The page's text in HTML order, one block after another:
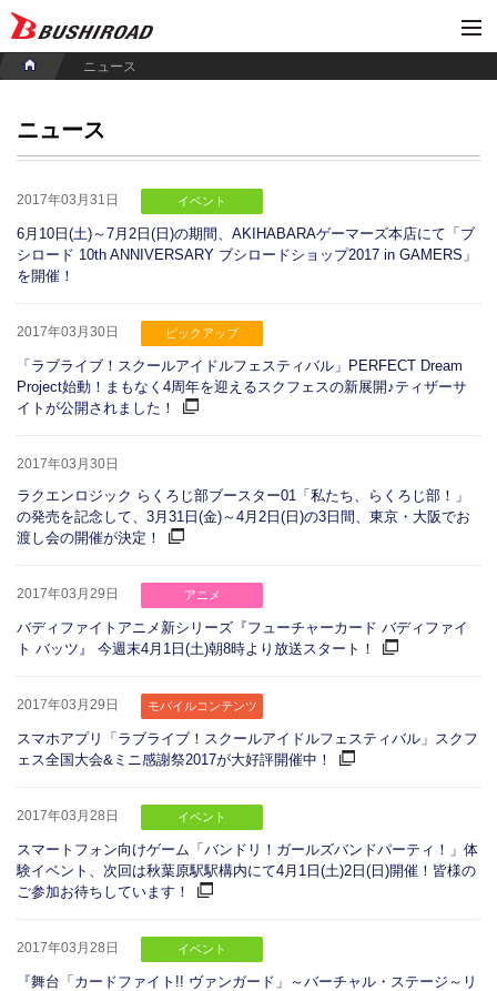
ニュース
ニュース
2017年03月31日 イベント
6月10日(土)～7月2日(日)の期間、AKIHABARAゲーマーズ本店にて「ブ
シロード 10th ANNIVERSARY ブシロードショップ2017 in GAMERS」
を開催！
2017年03月30日 ピックアップ
「ラブライブ！スクールアイドルフェスティバル」PERFECT Dream
Project始動！まもなく4周年を迎えるスクフェスの新展開♪ティザーサ
イトが公開されました！
2017年03月30日
ラクエンロジック らくろじ部ブースター01「私たち、らくろじ部！」
の発売を記念して、3月31日(金)～4月2日(日)の3日間、東京・大阪でお
渡し会の開催が決定！
2017年03月29日 アニメ
バディファイトアニメ新シリーズ『フューチャーカード バディファイ
ト バッツ』 今週末4月1日(土)朝8時より放送スタート！
2017年03月29日 モバイルコンテンツ
スマホアプリ「ラブライブ！スクールアイドルフェスティバル」スクフ
ェス全国大会&ミニ感謝祭2017が大好評開催中！
2017年03月28日 イベント
スマートフォン向けゲーム「バンドリ！ガールズバンドパーティ！」体
験イベント、次回は秋葉原駅駅構内にて4月1日(土)2日(日)開催！皆様の
ご参加お待ちしています！
2017年03月28日 イベント
『舞台「カードファイト!! ヴァンガード」～バーチャル・ステージ～リ